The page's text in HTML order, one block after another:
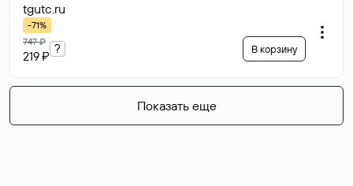
tgutc.ru
-71%
747 ₽
219 ₽
? В корзину
Показать еще